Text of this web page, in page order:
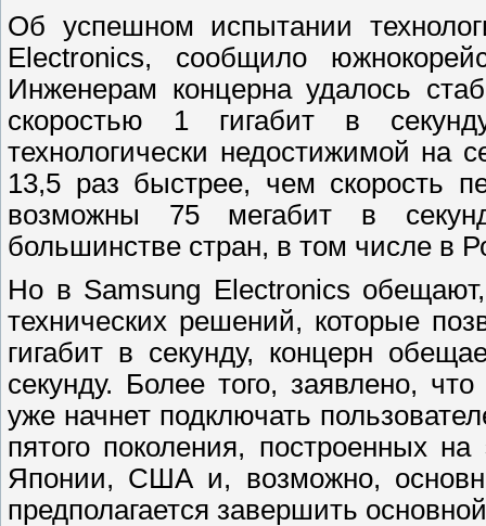
Об успешном испытании
Electronics, сообщило
Инженерам концерна удалось
скоростью 1 гигабит в
технологически недостижимой на
13,5 раз быстрее, чем скорость
возможны 75 мегабит в
большинстве стран, в том числе в
Но в Samsung Electronics
технических решений, которые
гигабит в секунду, концерн
секунду. Более того, заявлено,
уже начнет подключать
пятого поколения, построенных
Японии, США и, возможно,
предполагается завершить